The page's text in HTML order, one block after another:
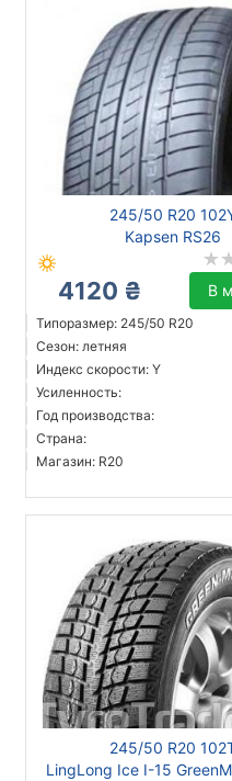
245/50 R20
Kapsen RS26
4120 ₴ В
Типоразмер: 245/50 R20
Сезон: летняя
Индекс скорости: Y
Усиленность:
Год производства:
Страна:
Магазин: R20
245/50 R20
LingLong Ice I-15